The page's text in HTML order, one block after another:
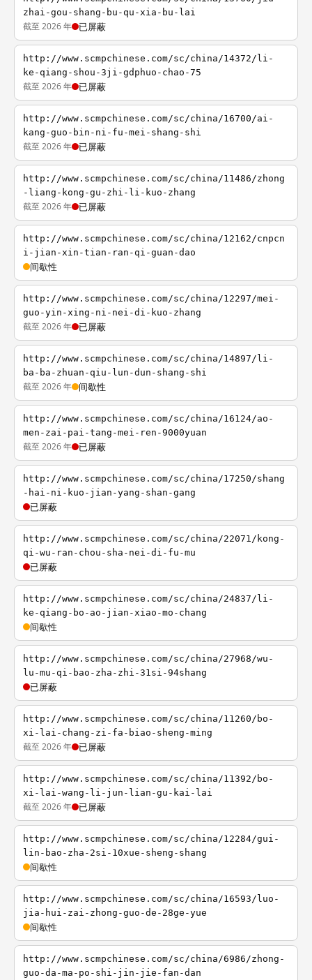
zhai-gou-shang-bu-qu-xia-bu-lai
截至 2026 年 已屏蔽
http://www.scmpchinese.com/sc/china/14372/li-
ke-qiang-shou-3ji-gdphuo-chao-75
截至 2026 年 已屏蔽
http://www.scmpchinese.com/sc/china/16700/ai-
kang-guo-bin-ni-fu-mei-shang-shi
截至 2026 年 已屏蔽
http://www.scmpchinese.com/sc/china/11486/zhong
-liang-kong-gu-zhi-li-kuo-zhang
截至 2026 年 已屏蔽
http://www.scmpchinese.com/sc/china/12162/cnpcn
i-jian-xin-tian-ran-qi-guan-dao
间歇性
http://www.scmpchinese.com/sc/china/12297/mei-
guo-yin-xing-ni-nei-di-kuo-zhang
截至 2026 年 已屏蔽
http://www.scmpchinese.com/sc/china/14897/li-
ba-ba-zhuan-qiu-lun-dun-shang-shi
截至 2026 年 间歇性
http://www.scmpchinese.com/sc/china/16124/ao-
men-zai-pai-tang-mei-ren-9000yuan
截至 2026 年 已屏蔽
http://www.scmpchinese.com/sc/china/17250/shang
-hai-ni-kuo-jian-yang-shan-gang
已屏蔽
http://www.scmpchinese.com/sc/china/22071/kong-
qi-wu-ran-chou-sha-nei-di-fu-mu
已屏蔽
http://www.scmpchinese.com/sc/china/24837/li-
ke-qiang-bo-ao-jian-xiao-mo-chang
间歇性
http://www.scmpchinese.com/sc/china/27968/wu-
lu-mu-qi-bao-zha-zhi-31si-94shang
已屏蔽
http://www.scmpchinese.com/sc/china/11260/bo-
xi-lai-chang-zi-fa-biao-sheng-ming
截至 2026 年 已屏蔽
http://www.scmpchinese.com/sc/china/11392/bo-
xi-lai-wang-li-jun-lian-gu-kai-lai
截至 2026 年 已屏蔽
http://www.scmpchinese.com/sc/china/12284/gui-
lin-bao-zha-2si-10xue-sheng-shang
间歇性
http://www.scmpchinese.com/sc/china/16593/luo-
jia-hui-zai-zhong-guo-de-28ge-yue
间歇性
http://www.scmpchinese.com/sc/china/6986/zhong-
guo-da-ma-po-shi-jin-jie-fan-dan